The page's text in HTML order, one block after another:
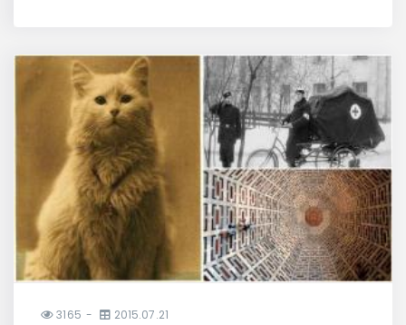
3165 2015.07.21